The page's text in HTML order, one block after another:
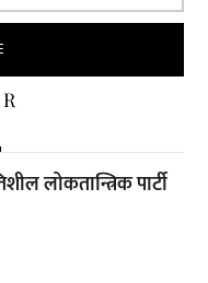
लोकतान्त्रिक पार्टी